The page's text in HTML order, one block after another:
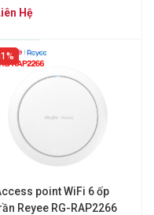
Hệ
point WiFi 6 ốp
Reyee RG-RAP2266